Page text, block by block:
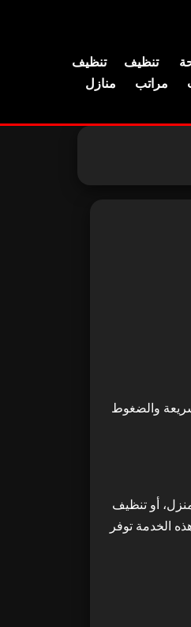
تنظيف
مراتب
تنظيف
منازل
والضغوط
أو تنظيف
الخدمة توفر